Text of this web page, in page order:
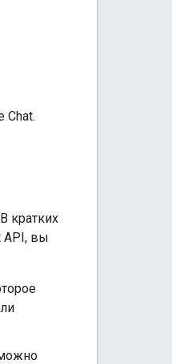
Chat.
кратких
API, вы